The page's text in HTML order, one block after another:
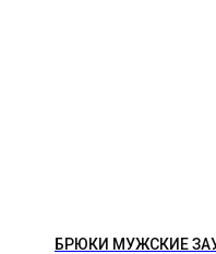
БРЮКИ МУЖСКИЕ